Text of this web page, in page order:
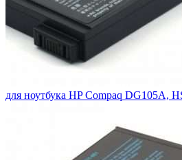
для ноутбука HP Compaq DG105A,